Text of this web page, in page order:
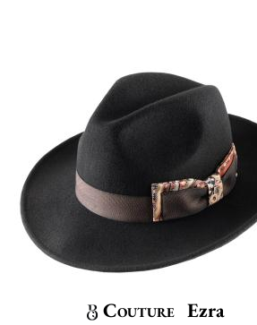
Couture Ezra